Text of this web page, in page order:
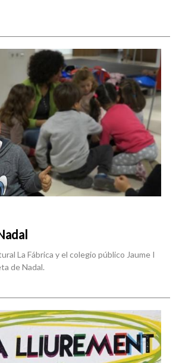
La Fábrica y el colegio público Jaume I
de Nadal.